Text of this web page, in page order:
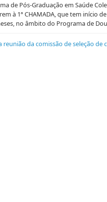
de Pós-Graduação em Saúde
à 1ª CHAMADA, que tem início
no âmbito do Programa de
reunião da comissão de seleção